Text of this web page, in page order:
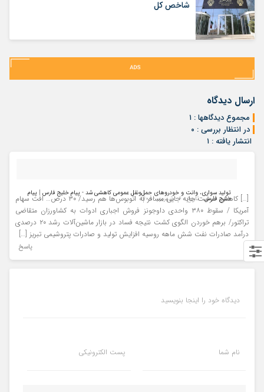
شاخص کل
ارسال دیدگاه
مجموع دیدگاهها : ۱
در انتظار بررسی : ۰
انتشار یافته : ۱
تولید سواری، وانت و خودروهای حمل‌ونقل عمومی کاهشی شد - پیام خلیج فارس | پیام
خلیج فارس- تاریخ : ۶ - شهریور - ۱۴۰۰
[…] کاهش ظرفیت جابه جایی مسافر به اتوبوس‌ها هم رسید/ ۳۰ درص… افت سهام
آمریکا / سقوط ۳۸۰ واحدی داوجونز فروش اجباری ادوات به کشاورزان متقاضی
تراکتور/ برهم خوردن الگوی کشت نتیجه فساد در بازار ماشین‌آلات رشد ۲۰ درصدی
درآمد صادرات نفت شش ماهه روسیه افزایش تولید و صادرات پتروشیمی تبریز […]
پاسخ
دیدگاه خود را اینجا بنویسید
نام شما پست الکترونیکی